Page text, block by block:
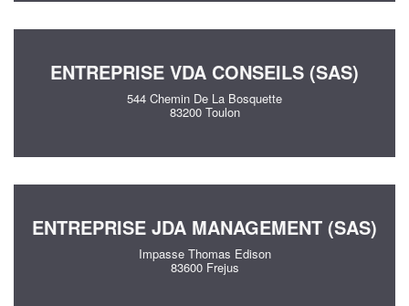
ENTREPRISE VDA CONSEILS (SAS)
544 Chemin De La Bosquette
83200 Toulon
ENTREPRISE JDA MANAGEMENT (SAS)
Impasse Thomas Edison
83600 Frejus